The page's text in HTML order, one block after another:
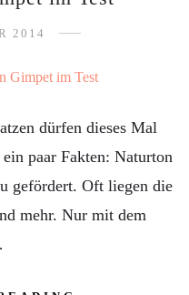
2014
dürfen dieses Mal
paar Fakten: Na­tur­ton
gefördert. Oft lie­gen die
mehr. Nur mit dem